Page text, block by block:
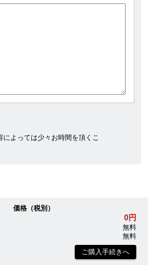
よっては少々お時間を頂くこ
価格（税別）
0円
無料
無料
ご購入手続きへ